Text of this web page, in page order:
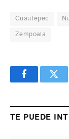
Cuautepec
Zempoala
Facebook
TE PUEDE